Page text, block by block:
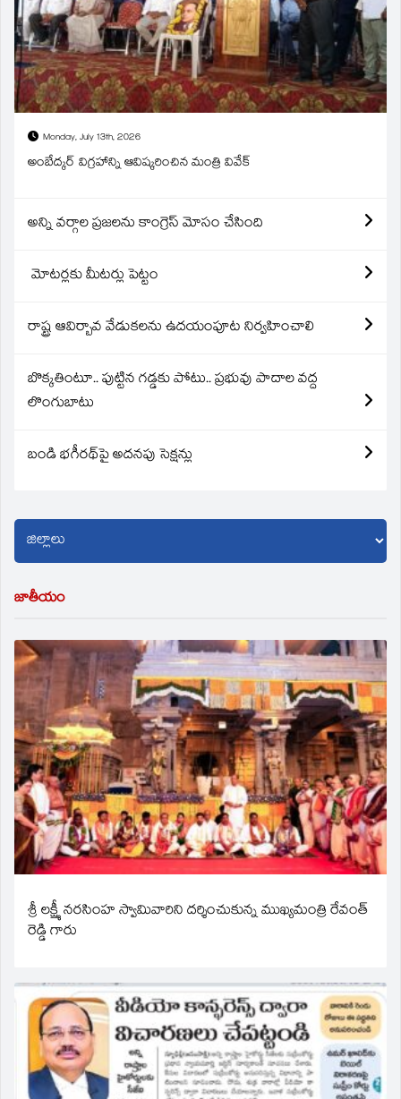
Monday, July 13th, 2026
అంబేద్కర్ విగ్రహాన్ని ఆవిష్కరించిన మంత్రి వివేక్
అన్ని వర్గాల ప్రజలను కాంగ్రెస్ మోసం చేసింది
మోటర్లకు మీటర్లు పెట్టం
రాష్ట్ర ఆవిర్బావ వేడుకలను ఉదయంపూట నిర్వహించాలి
బొక్కతింటూ.. పుట్టిన గడ్డకు పోటు.. ప్రభువు పాదాల వద్ద
లొంగుబాటు
బండి భగీరథ్‌పై అదనపు సెక్షన్లు
జాతీయం
శ్రీ లక్ష్మీ నరసింహ స్వామివారిని దర్శించుకున్న ముఖ్యమంత్రి రేవంత్
రెడ్డి గారు